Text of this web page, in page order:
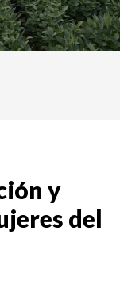
y
del